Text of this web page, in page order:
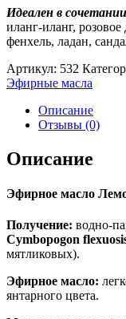
Идеален в
иланг-иланг,
фенхель, ладан,
Артикул: 532
Эфирные масла
Описание
Отзывы (0)
Описание
Эфирное масло
Получение: водно-
Cymbopogon
мятликовых).
Эфирное масло:
янтарного цвета.